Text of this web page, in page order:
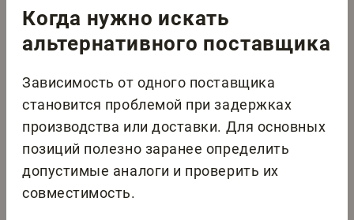
Когда нужно искать
альтернативного поставщика
Зависимость от одного поставщика
становится проблемой при задержках
производства или доставки. Для основных
позиций полезно заранее определить
допустимые аналоги и проверить их
совместимость.